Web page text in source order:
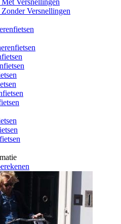
Met Versnellingen
Versnellingen